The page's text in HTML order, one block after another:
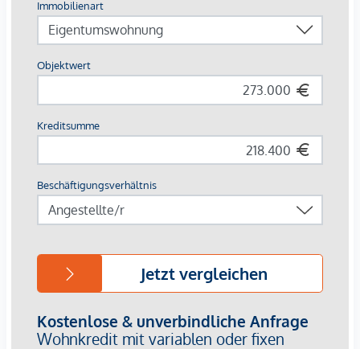
Walk-In-Duschen mit Glastrennwand bzw.
Badewannen, je nach Grundriss
Eichenparkett in den Wohnräumen
Fliesen in Bad, WC und Abstellräumen
Die Lage:
Die Lage überzeugt mit kurzen Wegen und hoher
Alltagstauglichkeit. Für Wege mit dem Fahrrad bietet der
ca. 10 Minuten mit dem Rad erreichbar. Attraktive Geh- und
Radverbindungen machen das Umfeld zusätzlich besonders
Die öffentliche Verkehrsanbindung ist ebenfalls sehr gut:
Über die Straßenbahnlinie 4 bestehen direkte
Hauptbahnhof, Hauptplatz/Congress und Jakominiplatz. Der